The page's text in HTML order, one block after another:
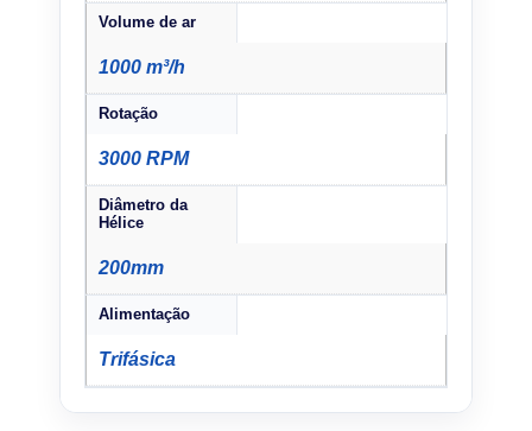
Volume de ar
1000 m³/h
Rotação
3000 RPM
Diâmetro da
Hélice
200mm
Alimentação
Trifásica